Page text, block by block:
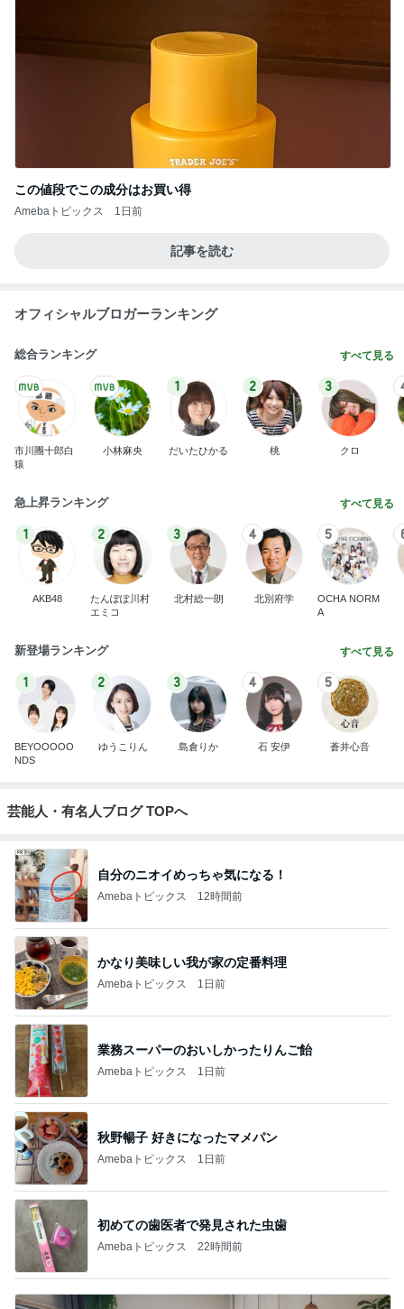
この値段でこの成分はお買い得
Amebaトピックス 1日前
記事を読む
オフィシャルブロガーランキング
総合ランキング すべて見る
市川團十郎白
猿
小林麻央
1
だいたひかる
2
桃
3
クロ
急上昇ランキング すべて見る
1
AKB48
2
たんぽぽ川村
エミコ
3
北村総一朗
4
北別府学
5
OCHA NORM
A
新登場ランキング すべて見る
1
BEYOOOOO
NDS
2
ゆうこりん
3
島倉りか
4
石 安伊
5
蒼井心音
芸能人・有名人ブログ TOPへ
自分のニオイめっちゃ気になる！
Amebaトピックス 12時間前
かなり美味しい我が家の定番料理
Amebaトピックス 1日前
業務スーパーのおいしかったりんご飴
Amebaトピックス 1日前
秋野暢子 好きになったマメパン
Amebaトピックス 1日前
初めての歯医者で発見された虫歯
Amebaトピックス 22時間前